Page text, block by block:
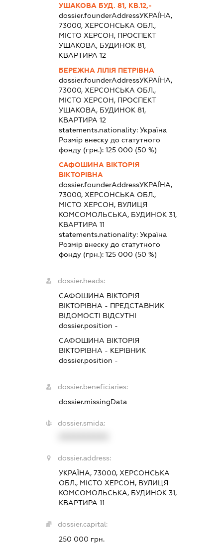
УШАКОВА БУД. 81, КВ.12,-
dossier.founderAddressУКРАЇНА,
73000, ХЕРСОНСЬКА ОБЛ.,
МІСТО ХЕРСОН, ПРОСПЕКТ
УШАКОВА, БУДИНОК 81,
КВАРТИРА 12
БЕРЕЖНА ЛІЛІЯ ПЕТРІВНА
dossier.founderAddressУКРАЇНА,
73000, ХЕРСОНСЬКА ОБЛ.,
МІСТО ХЕРСОН, ПРОСПЕКТ
УШАКОВА, БУДИНОК 81,
КВАРТИРА 12
statements.nationality: Україна
Розмір внеску до статутного
фонду (грн.): 125 000 (50 %)
САФОШИНА ВІКТОРІЯ
ВІКТОРІВНА
dossier.founderAddressУКРАЇНА,
73000, ХЕРСОНСЬКА ОБЛ.,
МІСТО ХЕРСОН, ВУЛИЦЯ
КОМСОМОЛЬСЬКА, БУДИНОК 31,
КВАРТИРА 11
statements.nationality: Україна
Розмір внеску до статутного
фонду (грн.): 125 000 (50 %)
dossier.heads:
САФОШИНА ВІКТОРІЯ
ВІКТОРІВНА - ПРЕДСТАВНИК
ВІДОМОСТІ ВІДСУТНІ
dossier.position -
САФОШИНА ВІКТОРІЯ
ВІКТОРІВНА - КЕРІВНИК
dossier.position -
dossier.beneficiaries:
dossier.missingData
dossier.smida:
dossier.address:
УКРАЇНА, 73000, ХЕРСОНСЬКА
ОБЛ., МІСТО ХЕРСОН, ВУЛИЦЯ
КОМСОМОЛЬСЬКА, БУДИНОК 31,
КВАРТИРА 11
dossier.capital:
250 000 грн.